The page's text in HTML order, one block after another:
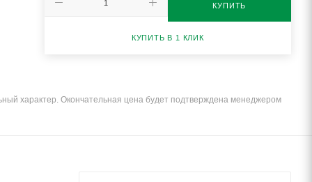
КУПИТЬ
КУПИТЬ В 1 КЛИК
характер. Окончательная цена будет подтверждена менеджером